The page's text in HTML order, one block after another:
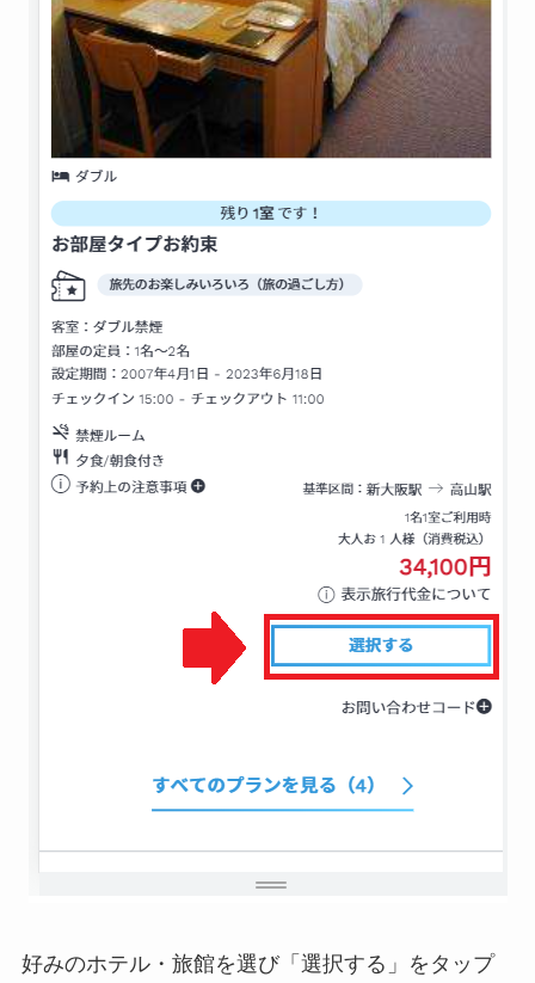
好みのホテル・旅館を選び「選択する」をタップ